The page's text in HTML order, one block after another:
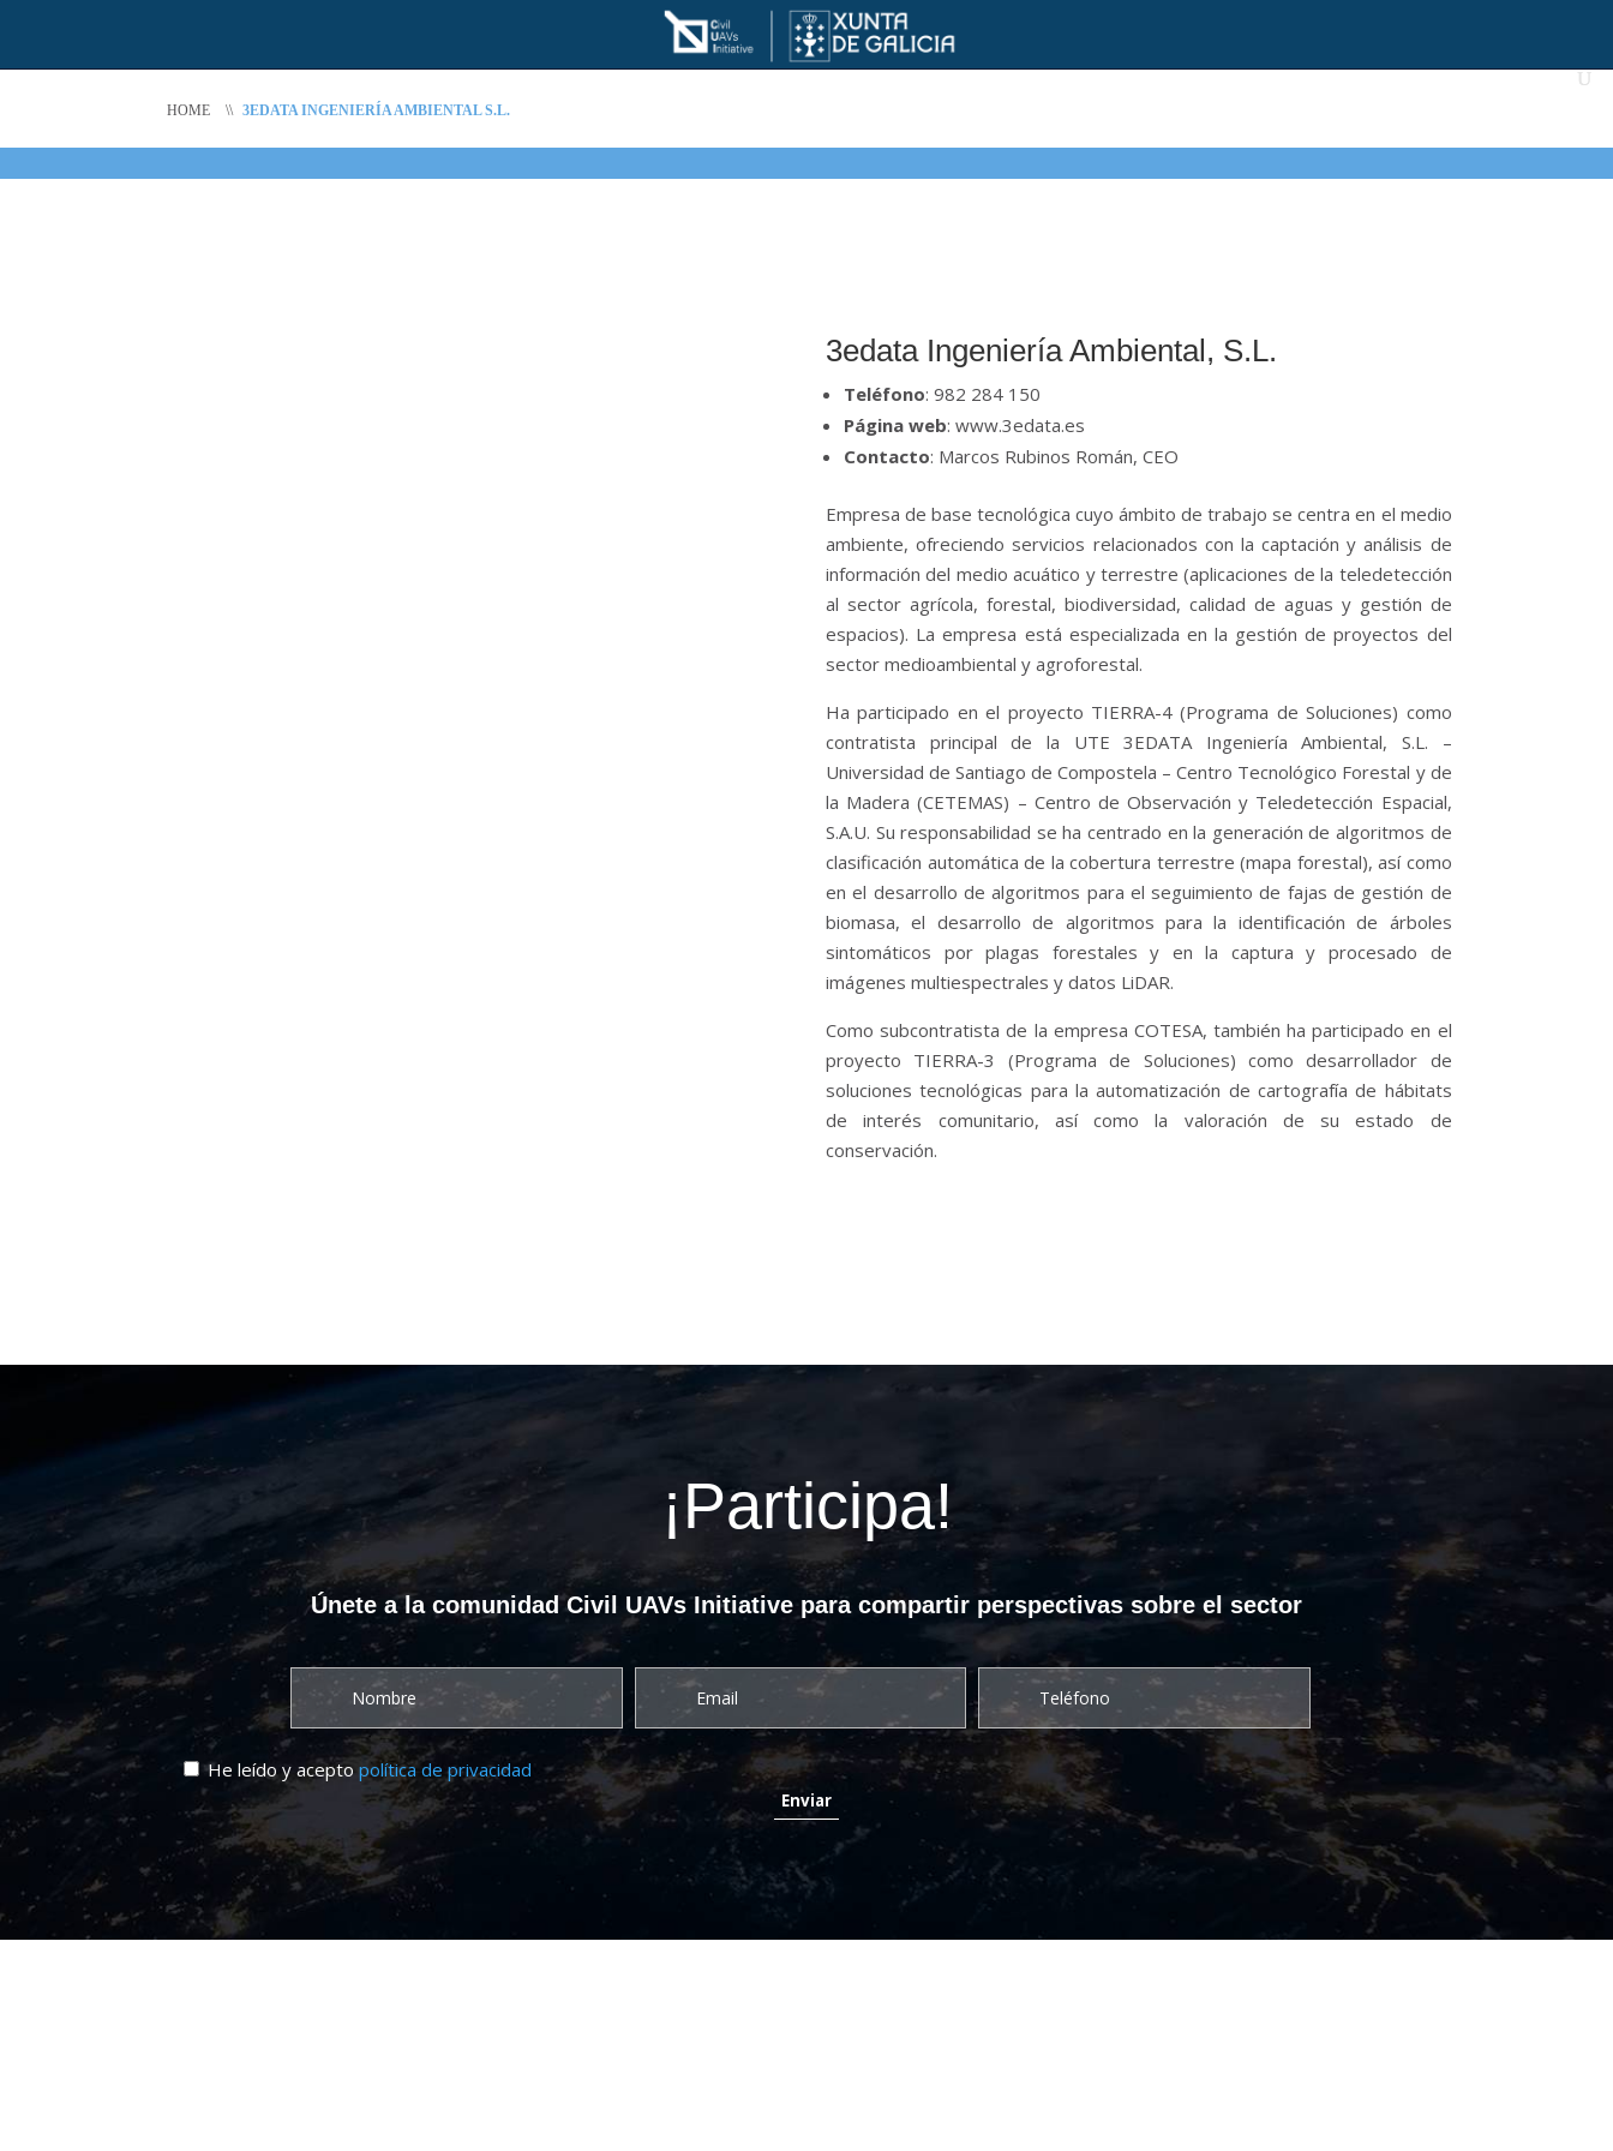
HOME \\ 3EDATA INGENIERÍA AMBIENTAL S.L.
3edata Ingeniería Ambiental, S.L.
Teléfono: 982 284 150
Página web: www.3edata.es
Contacto: Marcos Rubinos Román, CEO
Empresa de base tecnológica cuyo ámbito de trabajo se centra en el medio
ambiente, ofreciendo servicios relacionados con la captación y análisis de
información del medio acuático y terrestre (aplicaciones de la teledetección
al sector agrícola, forestal, biodiversidad, calidad de aguas y gestión de
espacios). La empresa está especializada en la gestión de proyectos del
sector medioambiental y agroforestal.
Ha participado en el proyecto TIERRA-4 (Programa de Soluciones) como
contratista principal de la UTE 3EDATA Ingeniería Ambiental, S.L. –
Universidad de Santiago de Compostela – Centro Tecnológico Forestal y de
la Madera (CETEMAS) – Centro de Observación y Teledetección Espacial,
S.A.U. Su responsabilidad se ha centrado en la generación de algoritmos de
clasificación automática de la cobertura terrestre (mapa forestal), así como
en el desarrollo de algoritmos para el seguimiento de fajas de gestión de
biomasa, el desarrollo de algoritmos para la identificación de árboles
sintomáticos por plagas forestales y en la captura y procesado de
imágenes multiespectrales y datos LiDAR.
Como subcontratista de la empresa COTESA, también ha participado en el
proyecto TIERRA-3 (Programa de Soluciones) como desarrollador de
soluciones tecnológicas para la automatización de cartografía de hábitats
de interés comunitario, así como la valoración de su estado de
conservación.
¡Participa!
Únete a la comunidad Civil UAVs Initiative para compartir perspectivas sobre el sector
He leído y aceptopolítica de privacidad